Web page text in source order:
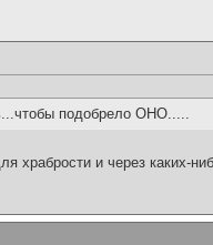
подобрело ОНО.....
храбрости и через